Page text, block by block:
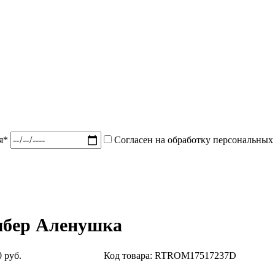
Согласен на обработку персональных
Аленушка
руб. Код товара: RTROM17517237D